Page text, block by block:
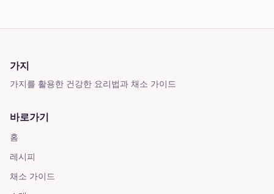
가지
가지를 활용한 건강한 요리법과 채소 가이드
바로가기
홈
레시피
채소 가이드